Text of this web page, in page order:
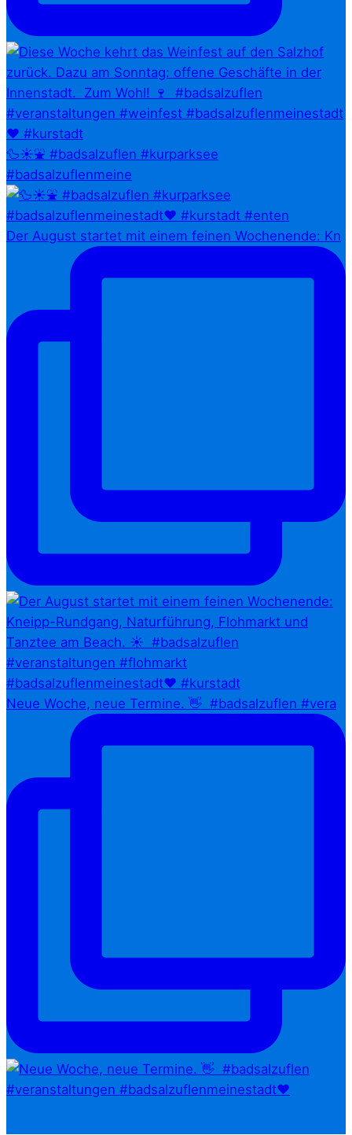
🦆☀️⛲ #badsalzuflen #kurparksee
#badsalzuflenmeine
Der August startet mit einem feinen Wochenende: Kn
Neue Woche, neue Termine. 👋⁠ ⁠ #badsalzuflen #vera